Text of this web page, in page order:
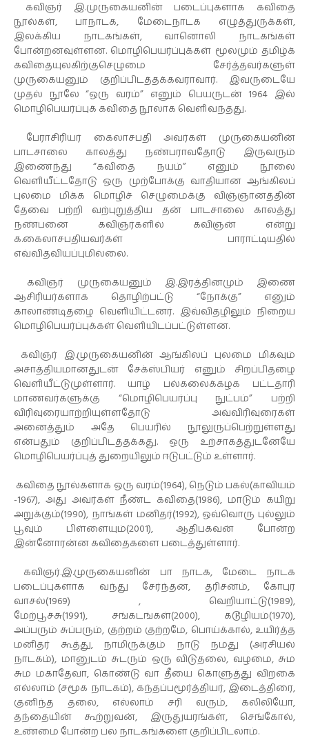
கவிஞர் இ.முருகையனின் படைப்புகளாக கவிதை
நூல்கள், பாநாடக, மேடைநாடக எழுத்துருக்கள்,
இலக்கிய நாடகங்கள், வானொலி நாடகங்கள்
போன்றனவுள்ளன. மொழிபெயர்ப்புக்கள் மூலமும் தமிழ்க்
கவிதையுலகிற்குசெழுமை சேர்த்தவர்களுள்
முருகையனும் குறிப்பிடத்தக்கவராவார். இவருடையே
முதல் நூலே “ஒரு வரம்” எனும் பெயருடன் 1964 இல்
மொழிபெயர்ப்புக் கவிதை நூலாக வெளிவந்தது.
பேராசிரியர் கைலாசபதி அவர்கள் முருகையனின்
பாடசாலை காலத்து நண்பராவதோடு இருவரும்
இணைந்து “கவிதை நயம்” எனும் நூலை
வெளியீட்டதோடு ஒரு முற்போக்கு வாதியான ஆங்கிலப்
புலமை மிக்க மொழிச் செழுமைக்கு விஞ்ஞானத்தின்
தேவை பற்றி வற்புறுத்திய தன் பாடசாலை காலத்து
நண்பனை கவிஞர்களில் கவிஞன் என்று
க.கைலாசபதியவர்கள் பாராட்டியதில்
எவ்விதவியப்புமில்லை.
கவிஞர் முருகையனும் இ.இரத்தினமும் இணை
ஆசிரியர்களாக தொழிற்பட்டு “நோக்கு” எனும்
காலாண்டிதழை வெளியிட்டனர். இவ்விதழிலும் நிறைய
மொழிபெயர்ப்புக்கள் வெளியிடப்பட்டுள்ளன.
கவிஞர் இ.முருகையனின் ஆங்கிலப் புலமை மிகவும்
அசாத்தியமானதுடன் சேக்ஸ்பியர் எனும் சிறப்பிதழை
வெளியீட்டுமுள்ளார். யாழ் பல்கலைக்கழக பட்டதாரி
மாணவர்களுக்கு “மொழிபெயர்ப்பு நுட்பம்” பற்றி
விரிவுரையாற்றியுள்ளதோடு அவ்விரிவுரைகள்
அனைத்தும் அதே பெயரில் நூலுருப்பெற்றுள்ளது
என்பதும் குறிப்பிடத்தக்கது. ஒரு உற்சாகத்துடனேயே
மொழிபெயர்ப்புத் துறையிலும் ஈடுபட்டும் உள்ளார்.
கவிதை நூல்களாக ஒரு வரம்(1964), நெடும் பகல்(காவியம்
-1967), அது அவர்கள் நீண்ட கவிதை(1986), மாடும் கயிறு
அறுக்கும்(1990), நாங்கள் மனிதர்(1992), ஒவ்வொரு புல்லும்
பூவும் பிள்ளையும்(2001), ஆதிபகவன் போன்ற
இன்னோரன்ன கவிதைகளை படைத்துள்ளார்.
கவிஞர்.இ.முருகையனின் பா நாடக, மேடை நாடக
படைப்புகளாக வந்து சேர்ந்தன, தரிசனம், கோபுர
வாசல்(1969) , வெறியாட்டு(1989),
மேற்பூச்சு(1991), சங்கடங்கள்(2000), கடூழியம்(1970),
அப்பரும் சுப்பரும், குற்றம் குற்றமே, பொய்க்கால், உயிர்த்த
மனிதர் கூத்து, நாமிருக்கும் நாடு நமது (அரசியல்
நாடகம்), மானுடம் சுடரும் ஒரு விடுதலை, வழமை, சும
சும மகாதேவா, கொண்டு வா தீயை கொளுத்து விறகை
எல்லாம் (சமூக நாடகம்), கந்தப்பமூர்த்தியர், இடைத்திரை,
குனிந்த தலை, எல்லாம் சரி வரும், கலிலியோ,
தந்தையின் கூற்றுவன், இருதுயரங்கள், செங்கோல்,
உண்மை போன்ற பல நாடகங்களை குறிப்பிடலாம்.